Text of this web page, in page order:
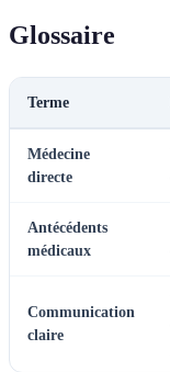
Glossaire
Terme
Médecine
directe
Antécédents
médicaux
Communication
claire